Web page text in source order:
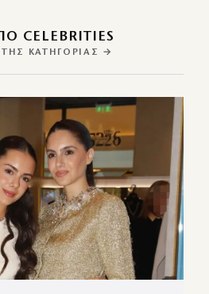
CELEBRITIES
ΚΑΤΗΓΟΡΊΑΣ →